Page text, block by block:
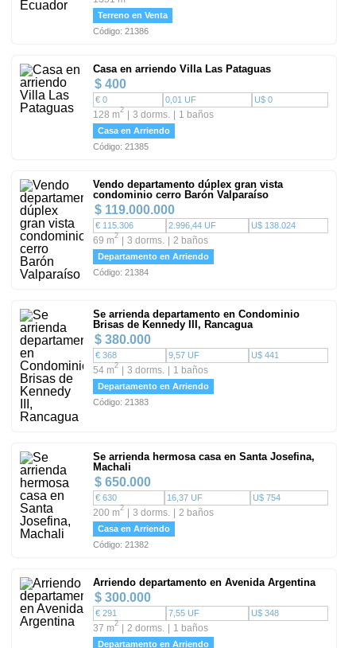
Terreno en Venta
Código: 21386
Casa en arriendo Villa Las Pataguas
$ 400
€ 0 0,01 UF U$ 0
128 m2 3 dorms. 1 baños
Casa en Arriendo
Código: 21385
Vendo departamento dúplex gran vista
condominio cerro Barón Valparaíso
$ 119.000.000
€ 115.306 2.996,44 UF U$ 138.024
69 m2 3 dorms. 2 baños
Departamento en Arriendo
Código: 21384
Se arrienda departamento en Condominio
Brisas de Kennedy III, Rancagua
$ 380.000
€ 368 9,57 UF U$ 441
54 m2 3 dorms. 1 baños
Departamento en Arriendo
Código: 21383
Se arrienda hermosa casa en Santa Josefina,
Machali
$ 650.000
€ 630 16,37 UF U$ 754
200 m2 3 dorms. 2 baños
Casa en Arriendo
Código: 21382
Arriendo departamento en Avenida Argentina
$ 300.000
€ 291 7,55 UF U$ 348
37 m2 2 dorms. 1 baños
Departamento en Arriendo